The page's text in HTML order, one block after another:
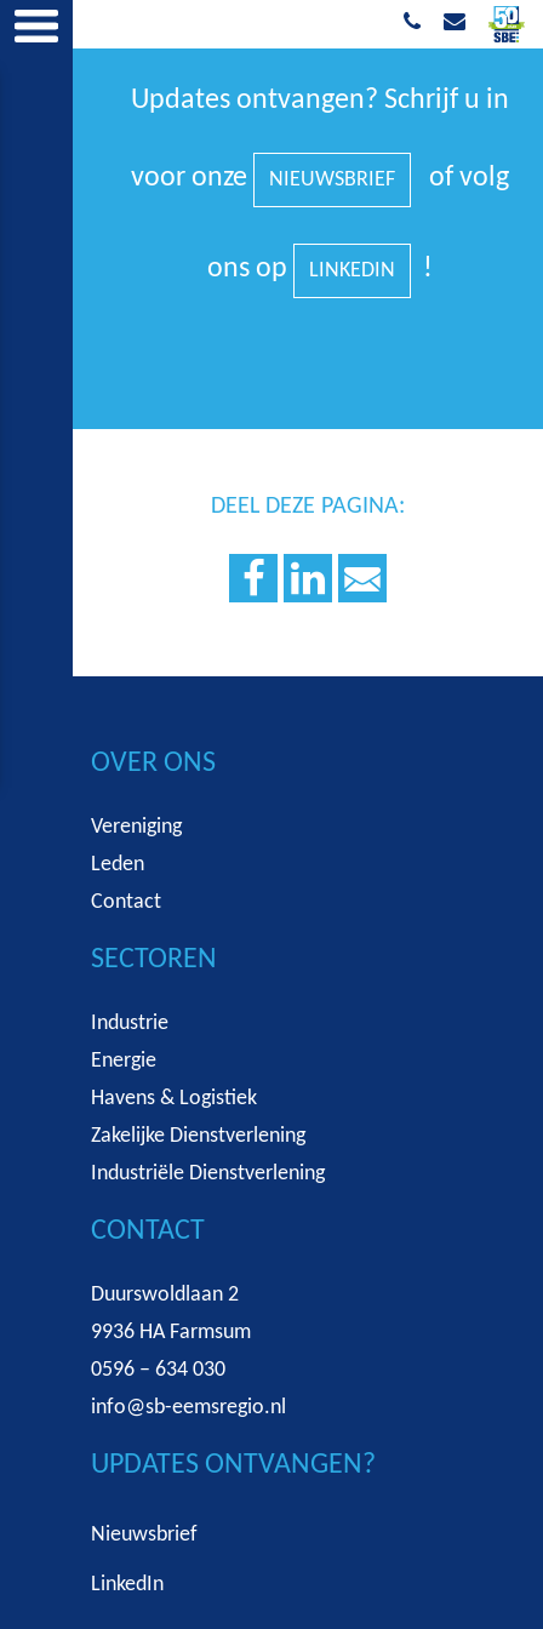
Updates ontvangen? Schrijf u in
voor onze NIEUWSBRIEF of volg
ons op LINKEDIN !
DEEL DEZE PAGINA:
OVER ONS
Vereniging
Leden
Contact
SECTOREN
Industrie
Energie
Havens & Logistiek
Zakelijke Dienstverlening
Industriële Dienstverlening
CONTACT
Duurswoldlaan 2
9936 HA Farmsum
0596 – 634 030
info@sb-eemsregio.nl
UPDATES ONTVANGEN?
Nieuwsbrief
LinkedIn